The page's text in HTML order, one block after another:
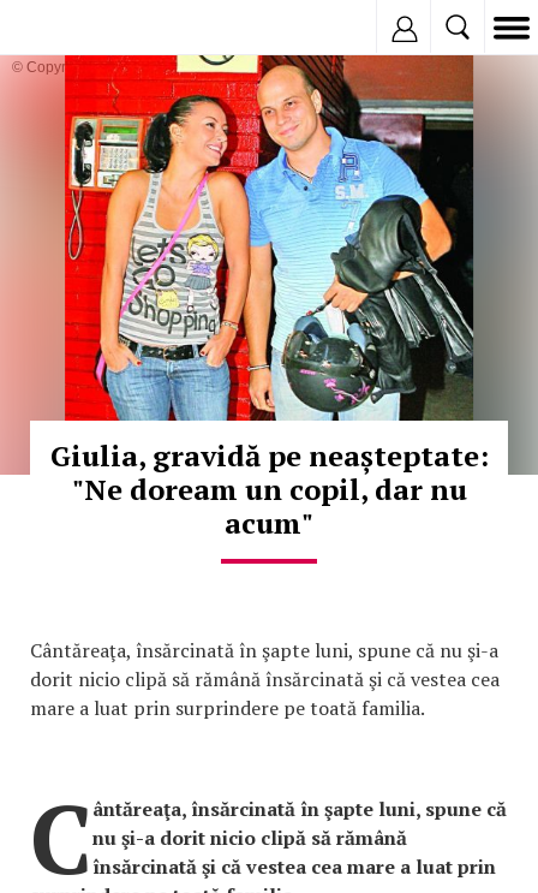
© Copyright:
Giulia, gravidă pe neașteptate:
"Ne doream un copil, dar nu
acum"
Cântăreaţa, însărcinată în şapte luni, spune că nu şi-a
dorit nicio clipă să rămână însărcinată şi că vestea cea
mare a luat prin surprindere pe toată familia.
C ântăreaţa, însărcinată în şapte luni, spune că
nu şi-a dorit nicio clipă să rămână
însărcinată şi că vestea cea mare a luat prin